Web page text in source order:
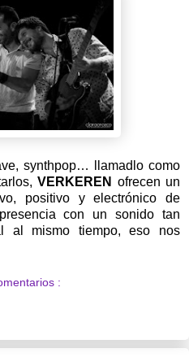
synthpop… llamadlo como
VERKEREN ofrecen un
positivo y electrónico de
con un sonido tan
al mismo tiempo, eso nos
: